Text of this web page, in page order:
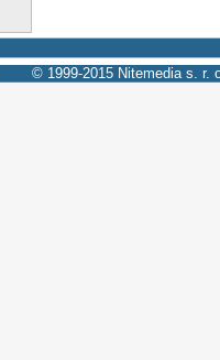
© 1999-2015 Nitemedia s. r.